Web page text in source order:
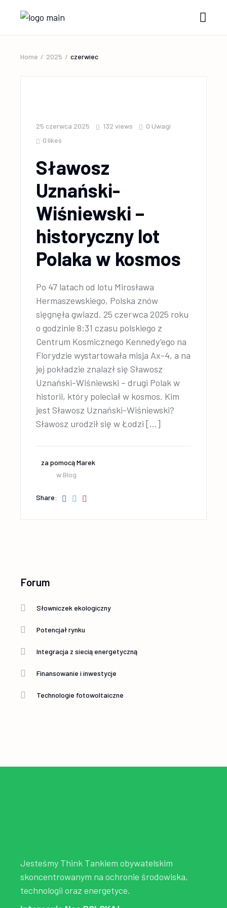
Home 2025 czerwiec
25 czerwca 2025 132views
0 Uwagi
0 likes
Sławosz
Uznański-
Wiśniewski –
historyczny lot
Polaka w kosmos
Po 47 latach od lotu Mirosława
Hermaszewskiego, Polska znów
sięgnęła gwiazd. 25 czerwca 2025 roku
o godzinie 8:31 czasu polskiego z
Centrum Kosmicznego Kennedy’ego na
Florydzie wystartowała misja Ax-4, a na
jej pokładzie znalazł się Sławosz
Uznański-Wiśniewski – drugi Polak w
historii, który poleciał w kosmos. Kim
jest Sławosz Uznański-Wiśniewski?
Sławosz urodził się w Łodzi […]
za pomocąMarek
w Blog
Share:
Forum
Słowniczek ekologiczny
Potencjał rynku
Integracja z siecią energetyczną
Finansowanie i inwestycje
Technologie fotowoltaiczne
Jesteśmy Think Tankiem obywatelskim
skoncentrowanym na ochronie środowiska,
technologii oraz energetyce.